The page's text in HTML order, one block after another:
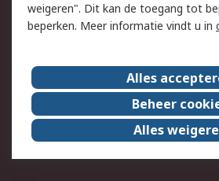
Algemene
verkoopvoorwaarden
Over RS
RS Group
Over
RS wereldwijd
ESG
weigeren". Dit kan de toegang tot
beperken. Meer informatie vindt u in
Alles
Beheer
Alles